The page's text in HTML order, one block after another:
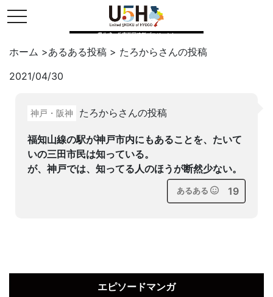
toggle navigation
県公式・兵庫五国連邦プロジェクト
ホーム >あるある投稿 > たろから さんの投稿
2021/04/30
神戸・阪神 たろからさんの投稿
福知山線の駅が神戸市内にもあることを、たいて
いの三田市民は知っている。
が、神戸では、知ってる人のほうが断然少ない。
あるある 19
エピソードマンガ